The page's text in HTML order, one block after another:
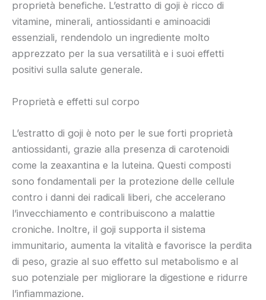
proprietà benefiche. L’estratto di goji è ricco di
vitamine, minerali, antiossidanti e aminoacidi
essenziali, rendendolo un ingrediente molto
apprezzato per la sua versatilità e i suoi effetti
positivi sulla salute generale.
Proprietà e effetti sul corpo
L’estratto di goji è noto per le sue forti proprietà
antiossidanti, grazie alla presenza di carotenoidi
come la zeaxantina e la luteina. Questi composti
sono fondamentali per la protezione delle cellule
contro i danni dei radicali liberi, che accelerano
l’invecchiamento e contribuiscono a malattie
croniche. Inoltre, il goji supporta il sistema
immunitario, aumenta la vitalità e favorisce la perdita
di peso, grazie al suo effetto sul metabolismo e al
suo potenziale per migliorare la digestione e ridurre
l’infiammazione.